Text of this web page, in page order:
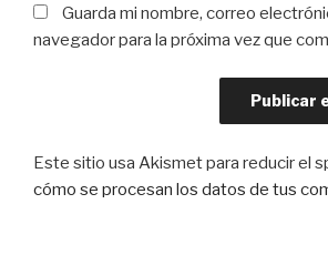
Guarda mi nombre, correo
navegador para la próxima vez que
Este sitio usa Akismet para reducir el
cómo se procesan los datos de tus